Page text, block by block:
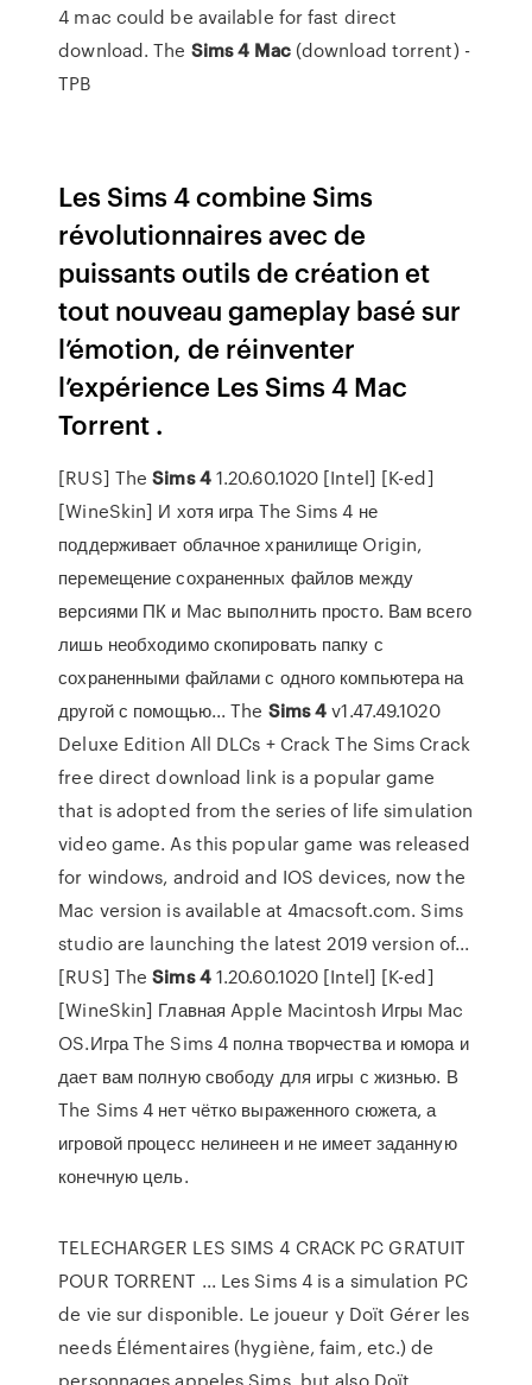
4 mac could be available for fast direct
download. The Sims4 Mac(download torrent) -
TPB
Les Sims 4 combine Sims
révolutionnaires avec de
puissants outils de création et
tout nouveau gameplay basé sur
l’émotion, de réinventer
l’expérience Les Sims 4 Mac
Torrent .
[RUS] TheSims 41.20.60.1020 [Intel] [K-ed]
[WineSkin] И хотя игра The Sims 4 не
поддерживает облачное хранилище Origin,
перемещение сохраненных файлов между
версиями ПК и Mac выполнить просто. Вам всего
лишь необходимо скопировать папку с
сохраненными файлами с одного компьютера на
другой с помощью... The Sims4v1.47.49.1020
Deluxe Edition All DLCs + Crack The Sims Crack
free direct download link is a popular game
that is adopted from the series of life simulation
video game. As this popular game was released
for windows, android and IOS devices, now the
Mac version is available at 4macsoft.com. Sims
studio are launching the latest 2019 version of...
[RUS] TheSims 41.20.60.1020 [Intel] [K-ed]
[WineSkin] Главная Apple Macintosh Игры Mac
OS.Игра The Sims 4 полна творчества и юмора и
дает вам полную свободу для игры с жизнью. В
The Sims 4 нет чётко выраженного сюжета, а
игровой процесс нелинеен и не имеет заданную
конечную цель.
TELECHARGER LES SIMS 4 CRACK PC GRATUIT
POUR TORRENT ... Les Sims 4 is a simulation PC
de vie sur disponible. Le joueur y Doït Gérer les
needs Élémentaires (hygiène, faim, etc.) de
personnages appeles Sims, but also Doït